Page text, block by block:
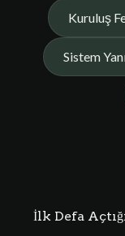
Kuruluş
Sistem
İlk Defa